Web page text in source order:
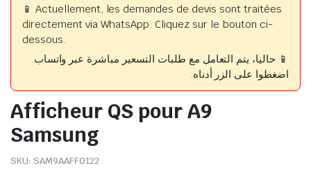
📱 Actuellement, les demandes de devis sont traitées
directement via WhatsApp. Cliquez sur le bouton ci-
dessous.
📱 حاليا، يتم التعامل مع طلبات التسعير مباشرة عبر واتساب.
اضغطوا على الزر أدناه.
Afficheur QS pour A9
Samsung
SKU: SAM9AAFF0122